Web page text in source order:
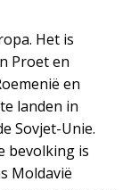
Het is
Proet en
en
landen in
Sovjet-Unie.
bevolking is
Moldavië